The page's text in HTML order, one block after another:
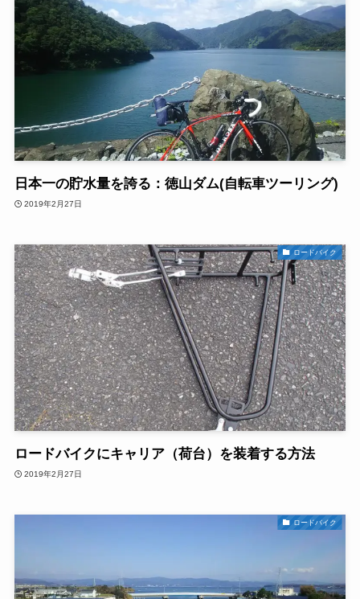
日本一の貯水量を誇る：徳山ダム(自転車ツーリング)
2019年2月27日
ロードバイク
ロードバイクにキャリア（荷台）を装着する方法
2019年2月27日
ロードバイク